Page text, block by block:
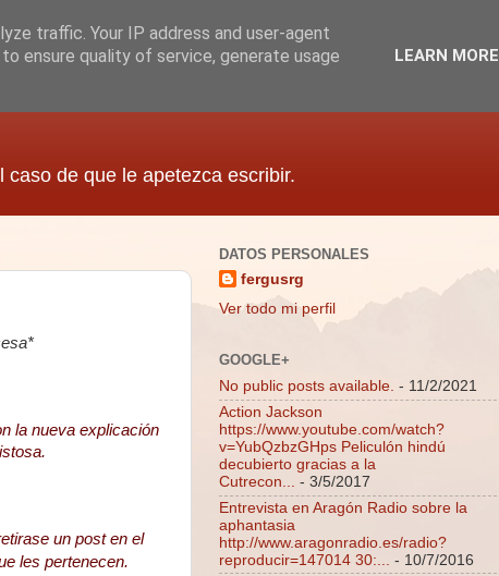
de que le apetezca escribir.
la nueva explicación
un post en el
les pertenecen.
DATOS PERSONALES
fergusrg
Ver todo mi perfil
GOOGLE+
No public posts available. - 11/2/2021
Action Jackson
https://www.youtube.com/watch?
v=YubQzbzGHps Peliculón hindú
decubierto gracias a la
Cutrecon... - 3/5/2017
Entrevista en Aragón Radio sobre la
aphantasia
http://www.aragonradio.es/radio?
reproducir=147014 30:...
- 10/7/2016
traffic. Your IP address and user-agent
ensure quality of service, generate usage
LEARN MORE